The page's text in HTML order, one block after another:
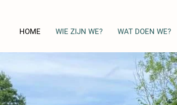
HOME WIE ZIJN WE? WAT DOEN WE?